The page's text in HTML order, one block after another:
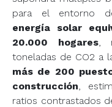
para el entorno
energía solar
20.000 hogares,
toneladas de CO2 a
más de 200
construcción,
ratios contrastados